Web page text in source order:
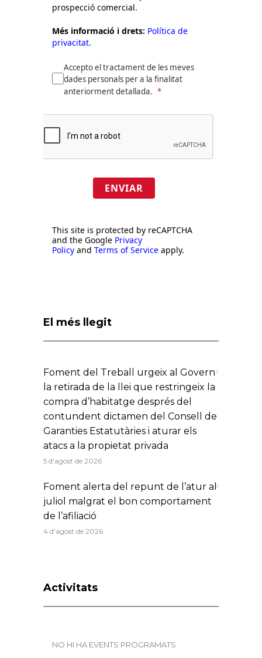
prospecció comercial.
Més informació i drets: Política de
privacitat.
Accepto el tractament de les meves
dades personals per a la finalitat
anteriorment detallada.
ENVIAR
This site is protected by reCAPTCHA
and the Google Privacy
Policy and Terms of Service apply.
El més llegit
Foment del Treball urgeix al Govern
la retirada de la llei que restringeix la
compra d’habitatge després del
contundent dictamen del Consell de
Garanties Estatutàries i aturar els
atacs a la propietat privada
5 d'agost de 2026
Foment alerta del repunt de l’atur al
juliol malgrat el bon comportament
de l’afiliació
4 d'agost de 2026
Activitats
NO HI HA EVENTS PROGRAMATS